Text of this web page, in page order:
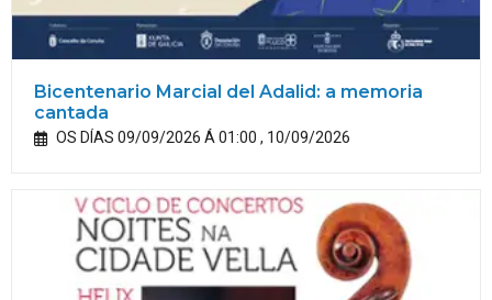
Bicentenario Marcial del Adalid: a memoria
cantada
OS DÍAS 09/09/2026 Á 01:00 , 10/09/2026